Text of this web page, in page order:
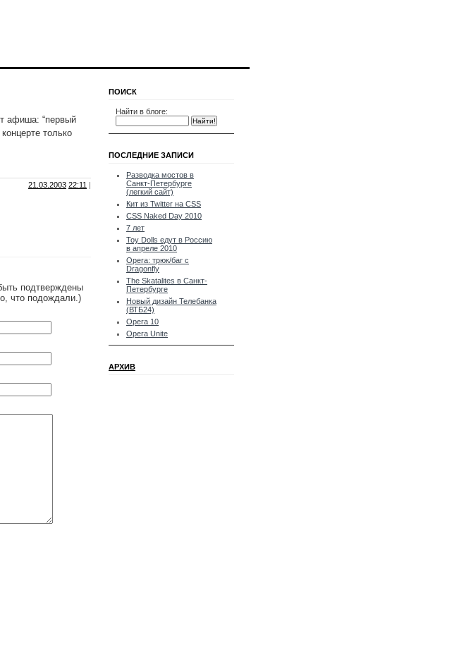
афиша: “первый
только
21.03.2003 22:11 |
подтверждены
что подождали.)
ПОИСК
Найти в блоге:
ПОСЛЕДНИЕ ЗАПИСИ
Разводка мостов в
Санкт-Петербурге
(легкий сайт)
Кит из Twitter на CSS
CSS Naked Day 2010
7 лет
Toy Dolls едут в Россию
в апреле 2010
Opera: трюк/баг с
Dragonfly
The Skatalites в Санкт-
Петербурге
Новый дизайн Телебанка
(ВТБ24)
Opera 10
Opera Unite
АРХИВ